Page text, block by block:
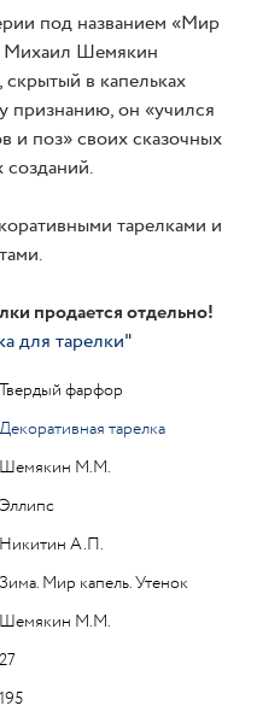
под названием «Мир
Михаил Шемякин
в капельках
признанию, он «учился
и поз» своих сказочных
созданий.
тарелками и
продается отдельно!
для тарелки"
Твердый фарфор
Декоративная тарелка
Шемякин М.М.
Эллипс
Никитин А.П.
Зима. Мир капель. Утенок
Шемякин М.М.
27
195